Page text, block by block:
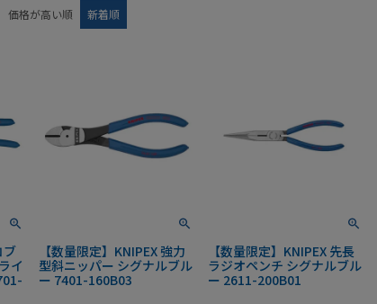
価格が高い順 新着順
ブ
イ
【数量限定】KNIPEX 強力
型斜ニッパー シグナルブル
ー 7401-160B03
【数量限定】KNIPEX 先長
ラジオペンチ シグナルブル
ー 2611-200B01